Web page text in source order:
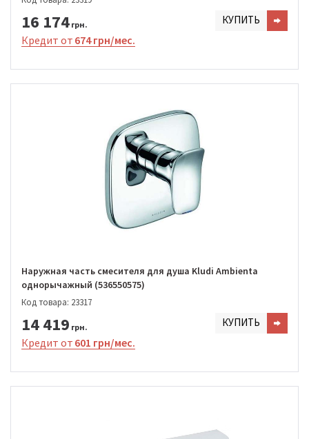
16 174 грн. КУПИТЬ
Кредит от 674 грн/мес.
Наружная часть смесителя для душа Kludi Ambienta
однорычажный (536550575)
Код товара: 23317
14 419 грн. КУПИТЬ
Кредит от 601 грн/мес.